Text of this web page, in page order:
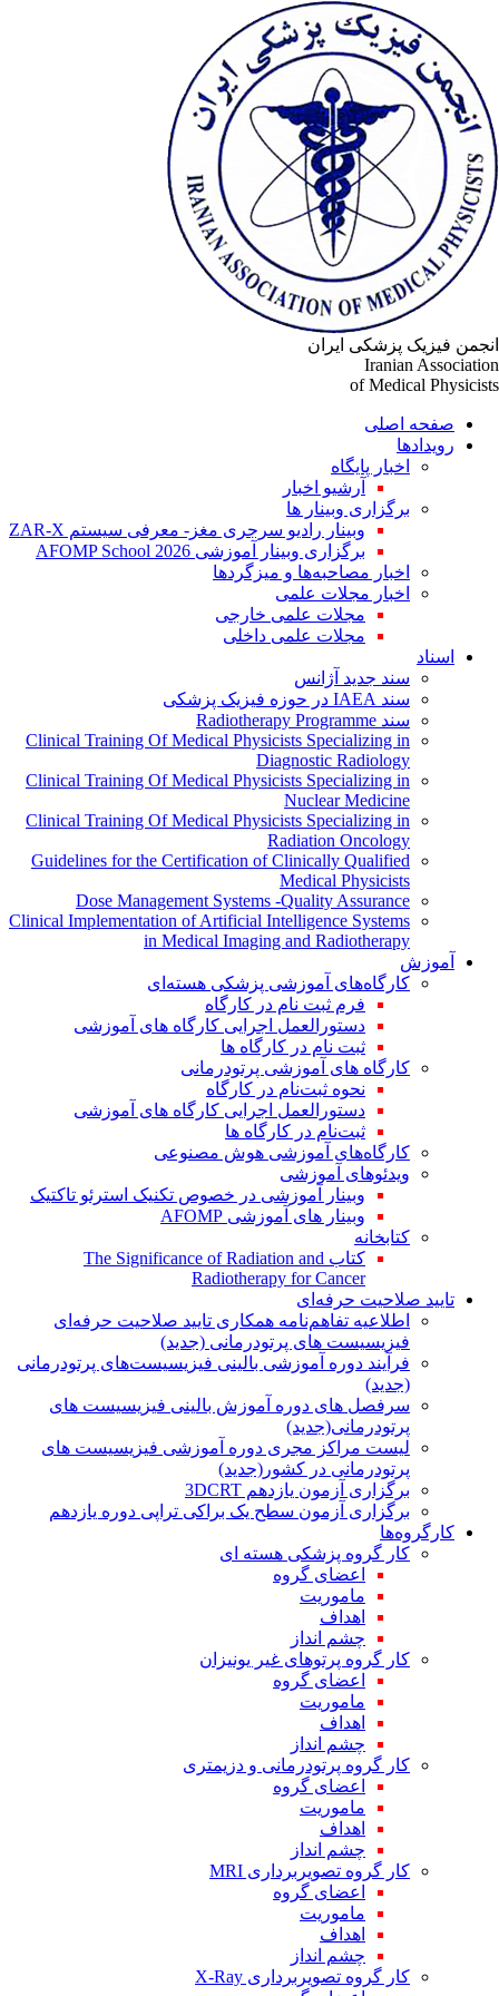
فیزیک پزشکی ایران
Iranian
of Medical
صفحه اصلی
رویدادها
اخبار پایگاه
آرشیو اخبار
برگزاری وبینار ها
وبینار رادیو سرجری مغز- معرفی سیستم ZAR-X
برگزاری وبینار آموزشی AFOMP School 2026
اخبار مصاحبه‌ها و میزگردها
اخبار مجلات علمی
مجلات علمی خارجی
مجلات علمی داخلی
اسناد
سند جدید آژانس
سند IAEA در حوزه فیزیک پزشکی
سند Radiotherapy Programme
Clinical Training Of Medical Physicists Specializing in
Diagnostic Radiology
Clinical Training Of Medical Physicists Specializing in
Nuclear Medicine
Clinical Training Of Medical Physicists Specializing in
Radiation Oncology
Guidelines for the Certification of Clinically Qualified
Medical Physicists
Dose Management Systems -Quality Assurance
Clinical Implementation of Artificial Intelligence Systems
in Medical Imaging and Radiotherapy
آموزش
کارگاه‌های آموزشی پزشکی هسته‌ای
فرم ثبت نام در کارگاه
دستورالعمل اجرایی کارگاه های آموزشی
ثبت نام در کارگاه ها
کارگاه های آموزشی پرتودرمانی
نحوه ثبت‌نام در کارگاه
دستورالعمل اجرایی کارگاه های آموزشی
ثبت‌نام در کارگاه ها
کارگاه‌های آموزشی هوش مصنوعی
ویدئوهای آموزشی
وبینار آموزشی در خصوص تکنیک استرئو تاکتیک
وبینار های آموزشی AFOMP
کتابخانه
کتاب The Significance of Radiation and
Radiotherapy for Cancer
تایید صلاحیت حرفه‌ای
اطلاعیه تفاهم‌نامه همکاری تایید صلاحیت حرفه‌ای
فیزیسیست های پرتودرمانی (جدید)
فرآیند دوره آموزشی بالینی فیزیسیست‌های پرتودرمانی
(جدید)
سرفصل های دوره آموزش بالینی فیزیسیست های
پرتودرمانی(جدید)
لیست مراکز مجری دوره آموزشی فیزیسیست های
پرتودرمانی در کشور(جدید)
برگزاری آزمون یازدهم 3DCRT
برگزاری آزمون سطح یک براکی تراپی دوره یازدهم
کارگروه‌ها
کار گروه پزشکی هسته ای
اعضای گروه
ماموریت
اهداف
چشم انداز
کار گروه پرتوهای غیر یونیزان
اعضای گروه
ماموریت
اهداف
چشم انداز
کار گروه پرتودرمانی و دزیمتری
اعضای گروه
ماموریت
اهداف
چشم انداز
کار گروه تصویربرداری MRI
اعضای گروه
ماموریت
اهداف
چشم انداز
کار گروه تصویربرداری X-Ray